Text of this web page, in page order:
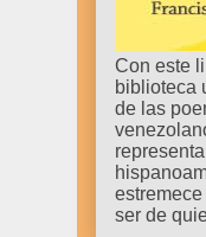
Con este
biblioteca
de las
ser de